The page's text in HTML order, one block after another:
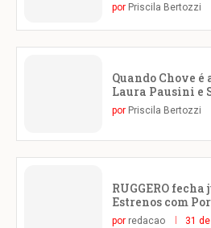
por Priscila Bertozzi
Quando Chove é
Laura Pausini e
por Priscila Bertozzi
RUGGERO
Estrenos com
por redacao 31